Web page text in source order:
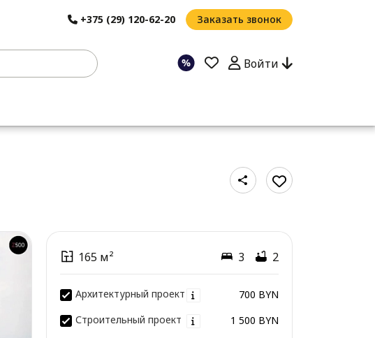
+375 (29) 120-62-20 Заказать звонок
Войти
165 м² 3 2
Архитектурный проект
700 BYN
Строительный проект
1 500 BYN